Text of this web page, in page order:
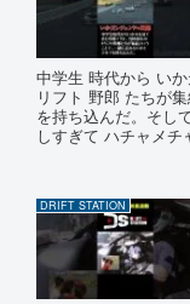
中学生 時代から い
リフト 野郎 たちが
を持ち込んだ。そし
しすぎて ハチャメ
DRIFT STATION